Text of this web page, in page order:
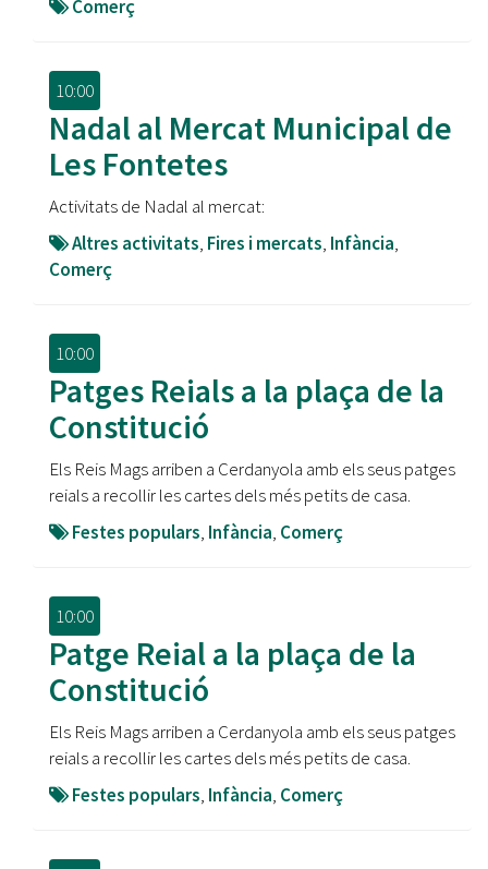
Comerç
10:00
Nadal al Mercat Municipal de
Les Fontetes
Activitats de Nadal al mercat:
Altres activitats, Fires i mercats, Infància,
Comerç
10:00
Patges Reials a la plaça de la
Constitució
Els Reis Mags arriben a Cerdanyola amb els seus patges
reials a recollir les cartes dels més petits de casa.
Festes populars, Infància, Comerç
10:00
Patge Reial a la plaça de la
Constitució
Els Reis Mags arriben a Cerdanyola amb els seus patges
reials a recollir les cartes dels més petits de casa.
Festes populars, Infància, Comerç